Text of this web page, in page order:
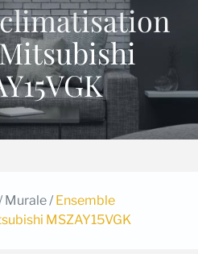
Murale/ Ensemble
MSZAY15VGK